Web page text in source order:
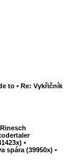
to • Re: Vykřičník
•
spára (39950x) •